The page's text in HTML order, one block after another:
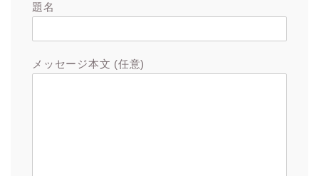
題名
メッセージ本文 (任意)